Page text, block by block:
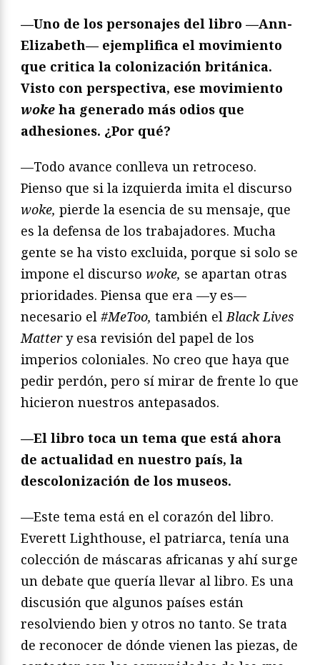
—Uno de los personajes del libro —Ann-
Elizabeth— ejemplifica el movimiento
que critica la colonización británica.
Visto con perspectiva, ese movimiento
woke ha generado más odios que
adhesiones. ¿Por qué?
—Todo avance conlleva un retroceso.
Pienso que si la izquierda imita el discurso
woke, pierde la esencia de su mensaje, que
es la defensa de los trabajadores. Mucha
gente se ha visto excluida, porque si solo se
impone el discurso woke, se apartan otras
prioridades. Piensa que era —y es—
necesario el #MeToo, también elBlack Lives
Mattery esa revisión del papel de los
imperios coloniales. No creo que haya que
pedir perdón, pero sí mirar de frente lo que
hicieron nuestros antepasados.
—El libro toca un tema que está ahora
de actualidad en nuestro país, la
descolonización de los museos.
—Este tema está en el corazón del libro.
Everett Lighthouse, el patriarca, tenía una
colección de máscaras africanas y ahí surge
un debate que quería llevar al libro. Es una
discusión que algunos países están
resolviendo bien y otros no tanto. Se trata
de reconocer de dónde vienen las piezas, de